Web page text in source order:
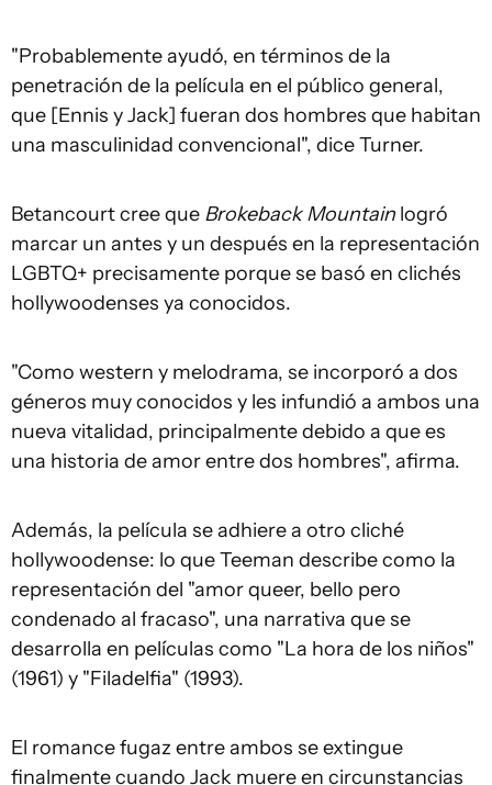
"Probablemente ayudó, en términos de la
penetración de la película en el público general,
que [Ennis y Jack] fueran dos hombres que habitan
una masculinidad convencional", dice Turner.
Betancourt cree que Brokeback Mountainlogró
marcar un antes y un después en la representación
LGBTQ+ precisamente porque se basó en clichés
hollywoodenses ya conocidos.
"Como western y melodrama, se incorporó a dos
géneros muy conocidos y les infundió a ambos una
nueva vitalidad, principalmente debido a que es
una historia de amor entre dos hombres", afirma.
Además, la película se adhiere a otro cliché
hollywoodense: lo que Teeman describe como la
representación del "amor queer, bello pero
condenado al fracaso", una narrativa que se
desarrolla en películas como "La hora de los niños"
(1961) y "Filadelfia" (1993).
El romance fugaz entre ambos se extingue
finalmente cuando Jack muere en circunstancias